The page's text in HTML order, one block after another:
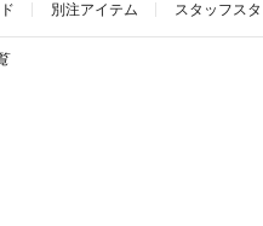
別注アイテム スタッフス